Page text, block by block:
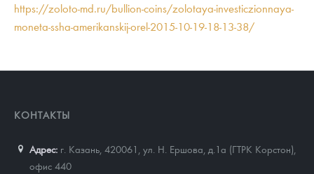
https://zoloto-md.ru/bullion-coins/zolotaya-investiczionnaya-
moneta-ssha-amerikanskij-orel-2015-10-19-18-13-38/
КОНТАКТЫ
Адрес: г. Казань, 420061 ул. Н. Ершова, д.1а (ГТРК Корстон),
офис 440